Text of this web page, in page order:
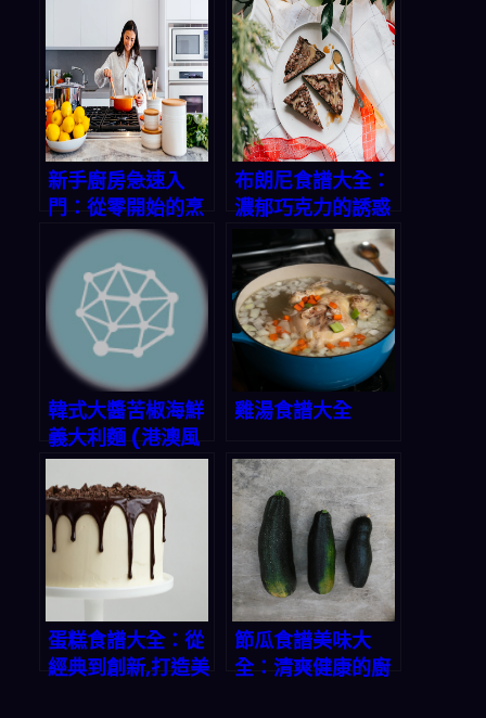
新手廚房急速入
門：從零開始的烹
飪之旅
布朗尼食譜大全：
濃郁巧克力的誘惑
韓式大醬苦椒海鮮
義大利麵 (港澳風
味)
雞湯食譜大全
蛋糕食譜大全：從
經典到創新,打造美
節瓜食譜美味大
全：清爽健康的廚